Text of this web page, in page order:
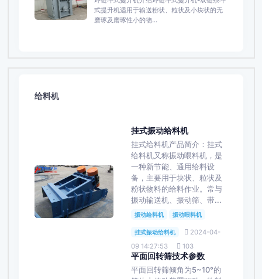
式提升机适用于输送粉状、粒状及小块状的无
磨琢及磨琢性小的物...
给料机
挂式振动给料机
挂式给料机产品简介：挂式
给料机又称振动喂料机，是
一种新节能、通用给料设
备，主要用于块状、粒状及
粉状物料的给料作业。常与
振动输送机、振动筛、带...
振动给料机 振动喂料机
挂式振动给料机
2024-04-
09 14:27:53
103
平面回转筛技术参数
平面回转筛倾角为5~10°的